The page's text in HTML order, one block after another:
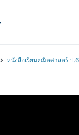
หนังสือเรียนคณิตศาสตร์ ป.6